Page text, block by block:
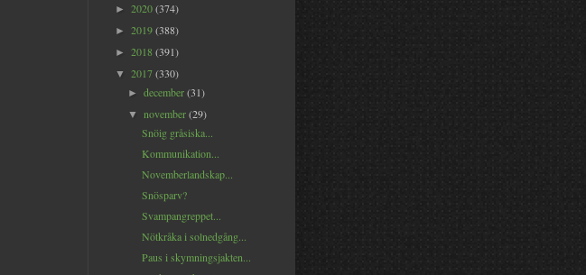
► 2020(374)
► 2019(388)
► 2018 (391)
▼ 2017(330)
►december(31)
▼november(29)
Snöig gråsiska...
Kommunikation...
Novemberlandskap...
Snösparv?
Svampangreppet...
Nötkråka i solnedgång...
Paus i skymningsjakten...